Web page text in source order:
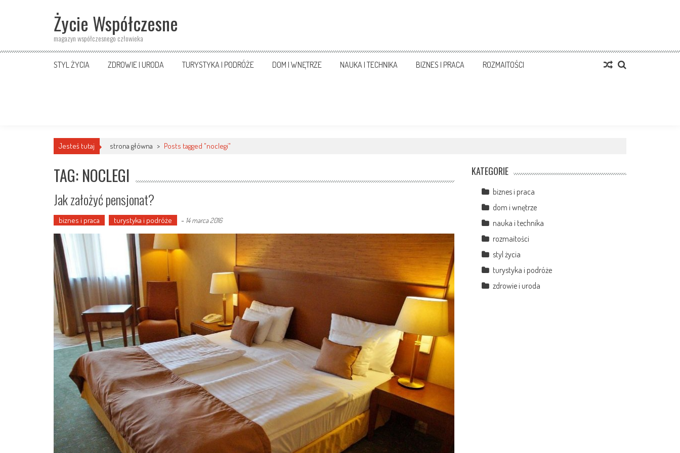
Życie Współczesne
magazyn współczesnego człowieka
STYL ŻYCIA ZDROWIE I URODA TURYSTYKA I PODRÓŻE DOM I WNĘTRZE NAUKA I TECHNIKA BIZNES I PRACA ROZMAITOŚCI
Jesteś tutaj strona główna > Posts tagged "noclegi"
TAG: NOCLEGI
Jak założyć pensjonat?
biznes i praca turystyka i podróże - 14 marca 2016
KATEGORIE
biznes i praca
dom i wnętrze
nauka i technika
rozmaitości
styl życia
turystyka i podróże
zdrowie i uroda